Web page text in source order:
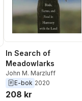
In Search of
Meadowlarks
John M. Marzluff
E-bok 2020
208 kr